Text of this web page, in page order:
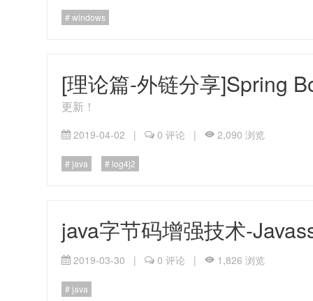
windows
[理论篇-外链分享]Spring
更新！
2019-04-02 | 0 评论 | 2,090 浏览
java log4j2
java字节码增强技术-
2019-03-30 | 0 评论 | 1,826 浏览
java